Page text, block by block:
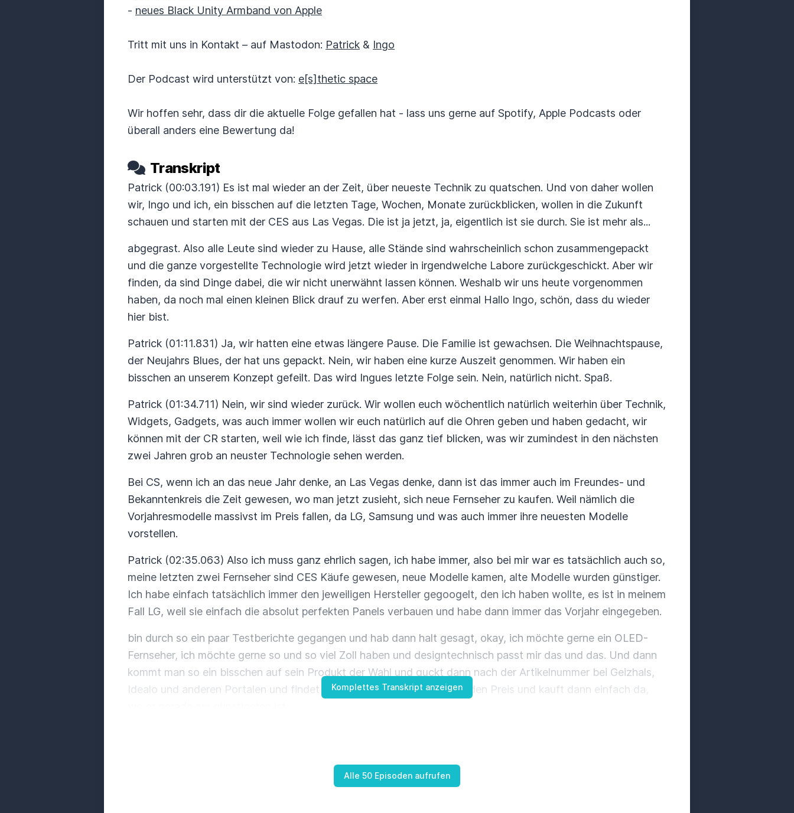
- neues Black Unity Armband von Apple
Tritt mit uns in Kontakt – auf Mastodon: Patrick & Ingo
Der Podcast wird unterstützt von: e[s]thetic space
Wir hoffen sehr, dass dir die aktuelle Folge gefallen hat - lass uns gerne auf Spotify, Apple Podcasts oder
überall anders eine Bewertung da!
Transkript
Komplettes Transkript anzeigen
Patrick (00:03.191) Es ist mal wieder an der Zeit, über neueste Technik zu quatschen. Und von daher wollen
wir, Ingo und ich, ein bisschen auf die letzten Tage, Wochen, Monate zurückblicken, wollen in die Zukunft
schauen und starten mit der CES aus Las Vegas. Die ist ja jetzt, ja, eigentlich ist sie durch. Sie ist mehr als...
abgegrast. Also alle Leute sind wieder zu Hause, alle Stände sind wahrscheinlich schon zusammengepackt
und die ganze vorgestellte Technologie wird jetzt wieder in irgendwelche Labore zurückgeschickt. Aber wir
finden, da sind Dinge dabei, die wir nicht unerwähnt lassen können. Weshalb wir uns heute vorgenommen
haben, da noch mal einen kleinen Blick drauf zu werfen. Aber erst einmal Hallo Ingo, schön, dass du wieder
hier bist.
Patrick (01:11.831) Ja, wir hatten eine etwas längere Pause. Die Familie ist gewachsen. Die Weihnachtspause,
der Neujahrs Blues, der hat uns gepackt. Nein, wir haben eine kurze Auszeit genommen. Wir haben ein
bisschen an unserem Konzept gefeilt. Das wird Ingues letzte Folge sein. Nein, natürlich nicht. Spaß.
Patrick (01:34.711) Nein, wir sind wieder zurück. Wir wollen euch wöchentlich natürlich weiterhin über Technik,
Widgets, Gadgets, was auch immer wollen wir euch natürlich auf die Ohren geben und haben gedacht, wir
können mit der CR starten, weil wie ich finde, lässt das ganz tief blicken, was wir zumindest in den nächsten
zwei Jahren grob an neuster Technologie sehen werden.
Bei CS, wenn ich an das neue Jahr denke, an Las Vegas denke, dann ist das immer auch im Freundes- und
Bekanntenkreis die Zeit gewesen, wo man jetzt zusieht, sich neue Fernseher zu kaufen. Weil nämlich die
Vorjahresmodelle massivst im Preis fallen, da LG, Samsung und was auch immer ihre neuesten Modelle
vorstellen.
Patrick (02:35.063) Also ich muss ganz ehrlich sagen, ich habe immer, also bei mir war es tatsächlich auch so,
meine letzten zwei Fernseher sind CES Käufe gewesen, neue Modelle kamen, alte Modelle wurden günstiger.
Ich habe einfach tatsächlich immer den jeweiligen Hersteller gegoogelt, den ich haben wollte, es ist in meinem
Fall LG, weil sie einfach die absolut perfekten Panels verbauen und habe dann immer das Vorjahr eingegeben.
bin durch so ein paar Testberichte gegangen und hab dann halt gesagt, okay, ich möchte gerne ein OLED-
Fernseher, ich möchte gerne so und so viel Zoll haben und designtechnisch passt mir das und das. Und dann
kommt man so ein bisschen auf sein Produkt der Wahl und guckt dann nach der Artikelnummer bei Geizhals,
Idealo und anderen Portalen und findet dann ganz schnell einen fallenden Preis und kauft dann einfach da,
Seite muss man sich mal anschauen, was da dieses Jahr passiert ist. Es gibt ganz viel im Gaming-Bereich.
Gaming-Monitore mit OLED mit nicht nur 240 Hz, nee, auch mit 360 oder 480.
Alle 50 Episoden aufrufen